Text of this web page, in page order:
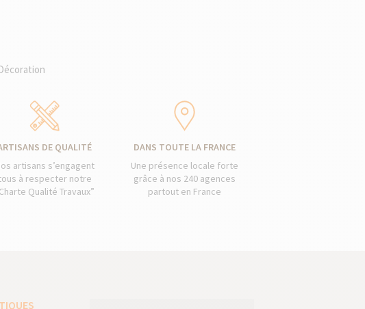
DE QUALITÉ
artisans s’engagent
à respecter notre
Qualité Travaux”
DANS TOUTE LA FRANCE
Une présence locale forte
grâce à nos 240 agences
partout en France